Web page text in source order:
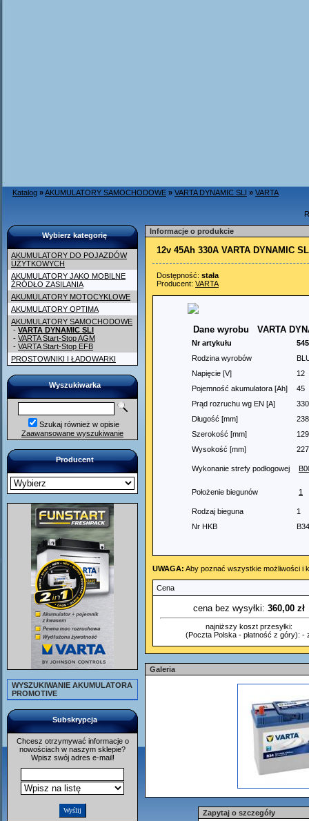
Katalog »AKUMULATORY SAMOCHODOWE » VARTA DYNAMIC SLI » VARTA
Wybierz kategorię
AKUMULATORY DO POJAZDÓW
UŻYTKOWYCH
AKUMULATORY JAKO MOBILNE
ŹRÓDŁO ZASILANIA
AKUMULATORY MOTOCYKLOWE
AKUMULATORY OPTIMA
AKUMULATORY SAMOCHODOWE
- VARTA DYNAMIC SLI
- VARTA Start-Stop AGM
- VARTA Start-Stop EFB
PROSTOWNIKI I ŁADOWARKI
Wyszukiwarka
Szukaj również w opisie
Zaawansowane wyszukiwanie
Producent
WYSZUKIWANIE AKUMULATORA
PROMOTIVE
Subskrypcja
Chcesz otrzymywać informacje o
nowościach w naszym sklepie?
Wpisz swój adres e-mail!
Informacje o produkcie
12v 45Ah 330A VARTA DYNAMIC
Dostępność: stała
Producent: VARTA
Dane wyrobu VARTA
Nr artykułu
Rodzina wyrobów
Napięcie [V]
12
Pojemność akumulatora [Ah]
45
Prąd rozruchu wg EN [A]
330
Długość [mm]
238
Szerokość [mm]
129
Wysokość [mm]
227
Wykonanie strefy podłogowej
Położenie biegunów 1
Rodzaj bieguna
1
Nr HKB
B34
UWAGA: Aby poznać wszystkie możliwości i
Cena
cena bez wysyłki: 360,00 zł
najniższy koszt przesyłki:
(Poczta Polska - płatność z góry): -
Galeria
Zapytaj o szczegóły